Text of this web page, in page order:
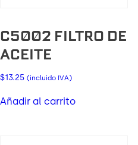
C5002 FILTRO DE
ACEITE
$13.25 (incluido IVA)
Añadir al carrito